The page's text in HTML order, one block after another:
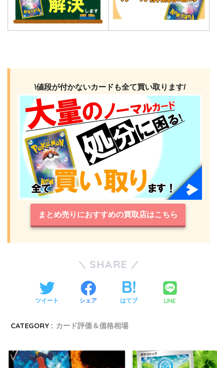
\値段が付かないカードも全て買い取ります/
まとめ売りにおすすめの買取店はこちら
SHARE
ツイート シェア はてブ LINE
CATEGORY : カード評価＆価格相場